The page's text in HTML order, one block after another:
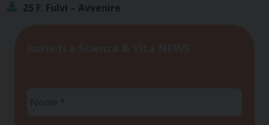
25 F. Fulvi – Avvenire